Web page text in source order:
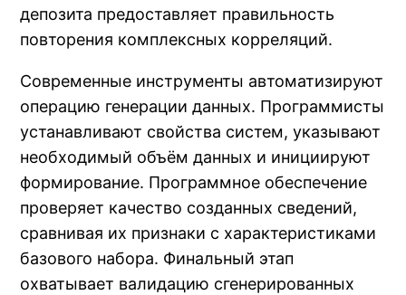
депозита предоставляет правильность
повторения комплексных корреляций.
Современные инструменты автоматизируют
операцию генерации данных. Программисты
устанавливают свойства систем, указывают
необходимый объём данных и инициируют
формирование. Программное обеспечение
проверяет качество созданных сведений,
сравнивая их признаки с характеристиками
базового набора. Финальный этап
охватывает валидацию сгенерированных